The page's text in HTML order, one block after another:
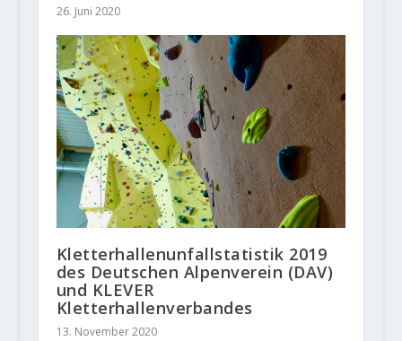
26. Juni 2020
Kletterhallenunfallstatistik 2019
des Deutschen Alpenverein (DAV)
und KLEVER
Kletterhallenverbandes
13. November 2020